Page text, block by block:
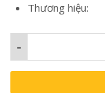
Thương hiệu:
-